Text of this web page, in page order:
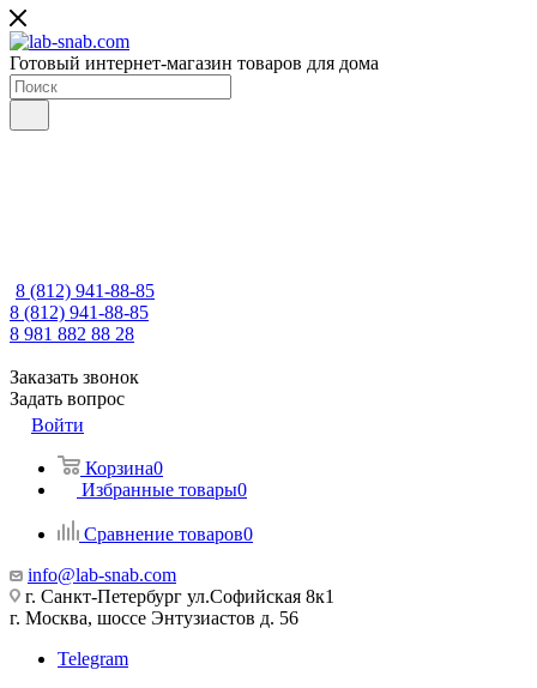
Готовый интернет-магазин товаров для дома
8 (812) 941-88-85
8 (812) 941-88-85
8 981 882 88 28
Заказать звонок
Задать вопрос
Войти
Корзина0
Избранные товары0
Сравнение товаров0
info@lab-snab.com
г. Санкт-Петербург ул.Софийская 8к1
г. Москва, шоссе Энтузиастов д. 56
Telegram